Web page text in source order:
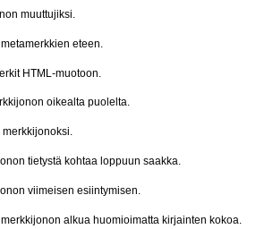
muuttujiksi.
eteen.
HTML-muotoon.
oikealta puolelta.
merkkijonoksi.
tietystä kohtaa loppuun saakka.
viimeisen esiintymisen.
alkua huomioimatta kirjainten kokoa.